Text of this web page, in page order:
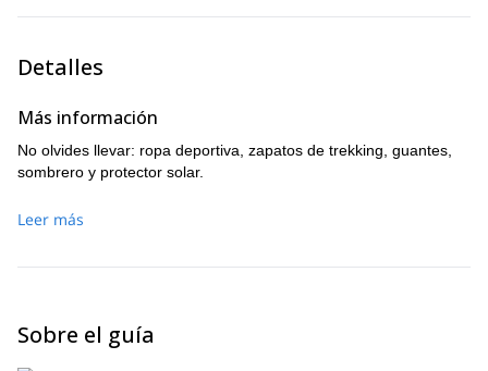
Detalles
Más información
No olvides llevar: ropa deportiva, zapatos de trekking, guantes,
sombrero y protector solar.
Leer más
Sobre el guía